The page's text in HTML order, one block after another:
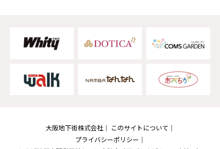
大阪地下街株式会社
このサイトについて
プライバシーポリシー